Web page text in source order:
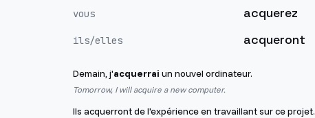
vous acquerez
ils/elles acqueront
Demain, j'acquerrai un nouvel ordinateur.
Tomorrow, I will acquire a new computer.
Ils acquerront de l'expérience en travaillant sur ce projet.